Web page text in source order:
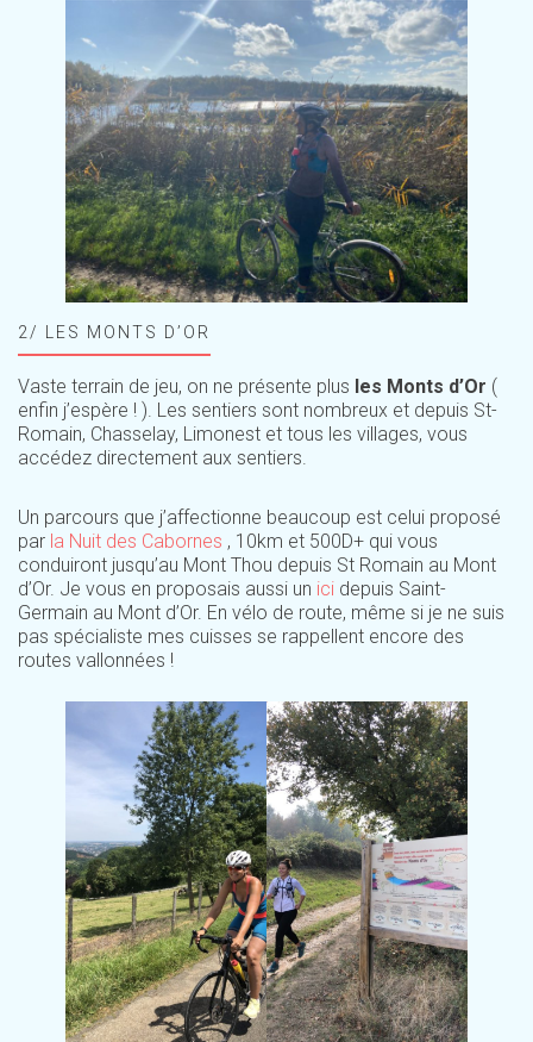
2/ LES MONTS D’OR
Vaste terrain de jeu, on ne présente plus les Monts d’Or (
enfin j’espère ! ). Les sentiers sont nombreux et depuis St-
Romain, Chasselay, Limonest et tous les villages, vous
accédez directement aux sentiers.
Un parcours que j’affectionne beaucoup est celui proposé
par la Nuit des Cabornes , 10km et 500D+ qui vous
conduiront jusqu’au Mont Thou depuis St Romain au Mont
d’Or. Je vous en proposais aussi un ici depuis Saint-
Germain au Mont d’Or. En vélo de route, même si je ne suis
pas spécialiste mes cuisses se rappellent encore des
routes vallonnées !